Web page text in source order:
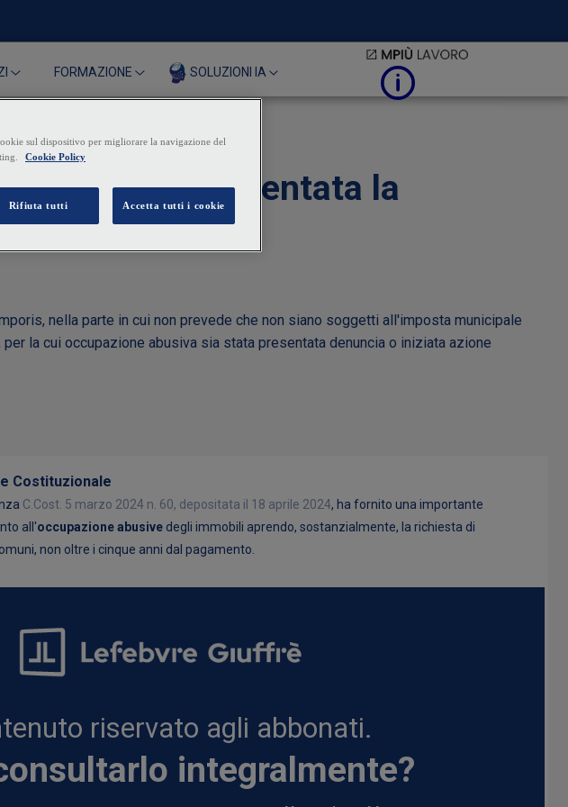
FORMAZIONE SOLUZIONI IA
ed è stata presentata la
nella parte in cui non prevede che non siano soggetti all'imposta municipale
la cui occupazione abusiva sia stata presentata denuncia o iniziata azione
Costituzionale
C.Cost. 5 marzo 2024 n. 60, depositata il 18 aprile 2024, ha fornito una importante
all'occupazione abusive degli immobili aprendo, sostanzialmente, la richiesta di
non oltre i cinque anni dal pagamento.
riservato agli abbonati.
integralmente?